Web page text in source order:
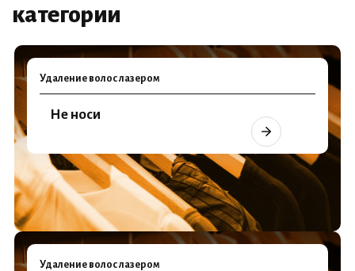
категории
Удаление волос лазером
Не носи
Удаление волос лазером